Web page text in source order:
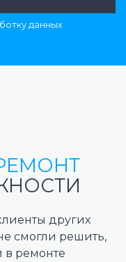
данных
других
смогли решить,
в ремонте